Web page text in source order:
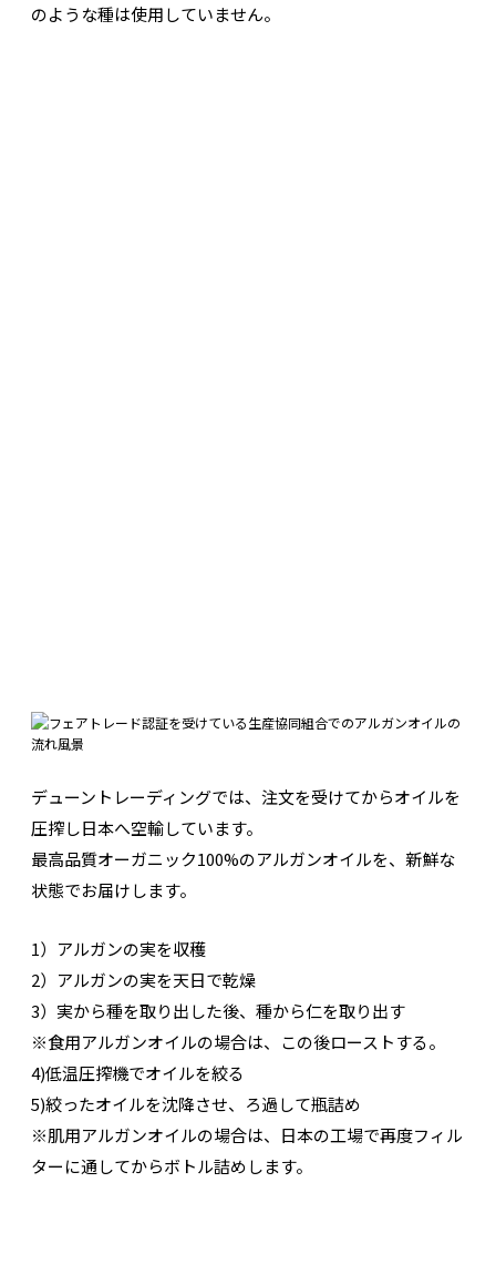
のような種は使用していません。
デューントレーディングでは、注文を受けてからオイルを
圧搾し日本へ空輸しています。
最高品質オーガニック100%のアルガンオイルを、新鮮な
状態でお届けします。
1）アルガンの実を収穫
2）アルガンの実を天日で乾燥
3）実から種を取り出した後、種から仁を取り出す
※食用アルガンオイルの場合は、この後ローストする。
4)低温圧搾機でオイルを絞る
5)絞ったオイルを沈降させ、ろ過して瓶詰め
※肌用アルガンオイルの場合は、日本の工場で再度フィル
ターに通してからボトル詰めします。